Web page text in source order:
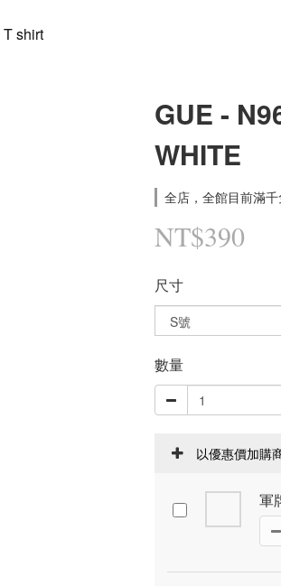
shirt
GUE -
WHITE
全店，全館目前滿
NT$390
尺寸
數量
以優惠價加購
軍